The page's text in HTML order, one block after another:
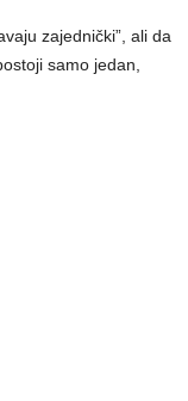
zajednički”, ali da
samo jedan,